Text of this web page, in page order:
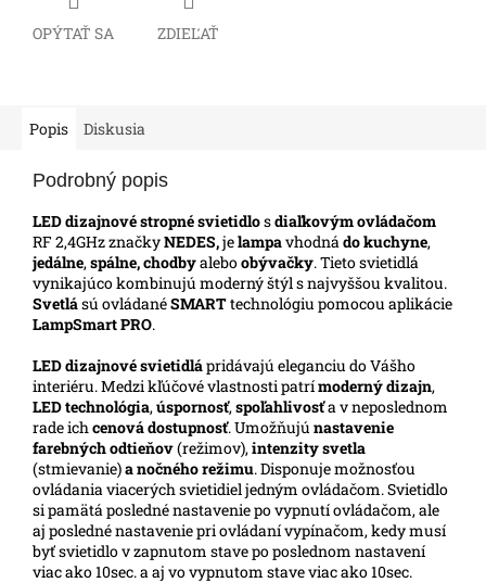
OPÝTAŤ SA ZDIEĽAŤ
Popis Diskusia
Podrobný popis
LED dizajnové stropné svietidlosdiaľkovým ovládačom
RF 2,4GHz značkyNEDES,jelampavhodnádo kuchyne,
jedálne,spálne, chodbyaleboobývačky.Tieto svietidlá
vynikajúco kombinujú moderný štýl s najvyššou kvalitou.
Svetlású ovládanéSMARTtechnológiu pomocou aplikácie
LampSmart PRO.
LEDdizajnové svietidlápridávajú eleganciu do Vášho
interiéru.Medzi kľúčové vlastnosti patrímoderný dizajn,
LED technológia,úspornosť,spoľahlivosťa v neposlednom
rade ichcenová dostupnosť. Umožňujú nastavenie
farebných odtieňov(režimov),intenzity svetla
(stmievanie)a nočného režimu. Disponuje možnosťou
ovládania viacerých svietidiel jedným ovládačom. Svietidlo
si pamätá posledné nastavenie po vypnutí ovládačom, ale
aj posledné nastavenie pri ovládaní vypínačom, kedy musí
byť svietidlo v zapnutom stave po poslednom nastavení
viac ako 10sec. a aj vo vypnutom stave viac ako 10sec.